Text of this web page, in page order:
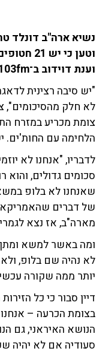
נשיא ארה"ב דונלד
וענת דוידוב ב־103fm, וניסה להעריך מה האיש החזק בעולם רוצה, וכיצד זה ישפיע עלינו.
"יש סיבה רצינית
לא חלק מהסיכומים",
צומת מכריע במזרח
הלחימה עם החות'ים.
לדבריו, "אנחנו לא
סכומים גדולים,
שאנחנו לא בלופ
של דברים
מארה"ב, אז נצא
ומה באשר למשא ומתן
לא נהיה שם בלופ, ולא
יותר ממה שקורה
דיין סבור כי כל
בצומת הכרעה –
הנושא האיראני, גם
סעודיה אם לא יהיה